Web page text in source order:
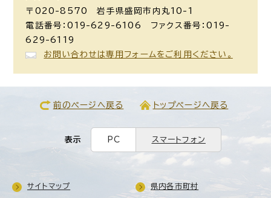
〒020-8570 岩手県盛岡市内丸10-1
電話番号：019-629-6106 ファクス番号：019-
629-6119
お問い合わせは専用フォームをご利用ください。
前のページへ戻る トップページへ戻る
表示 PC スマートフォン
サイトマップ 県内各市町村